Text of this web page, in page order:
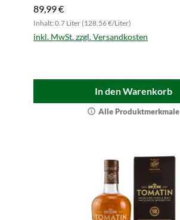
89,99 €
Inhalt: 0.7 Liter (128,56 €/Liter)
inkl. MwSt. zzgl. Versandkosten
In den Warenkorb
Alle Produktmerkmale